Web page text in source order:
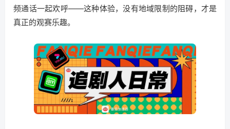
频通话一起欢呼——这种体验，没有地域限制的阻碍，才是
真正的观赛乐趣。